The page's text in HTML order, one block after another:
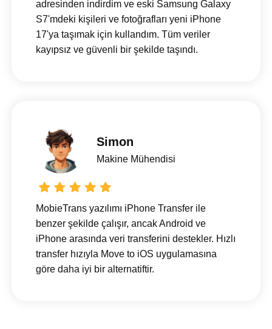
adresinden indirdim ve eski Samsung Galaxy
S7'mdeki kişileri ve fotoğrafları yeni iPhone
17'ya taşımak için kullandım. Tüm veriler
kayıpsız ve güvenli bir şekilde taşındı.
Simon
Makine Mühendisi
MobieTrans yazılımı iPhone Transfer ile
benzer şekilde çalışır, ancak Android ve
iPhone arasında veri transferini destekler. Hızlı
transfer hızıyla Move to iOS uygulamasına
göre daha iyi bir alternatiftir.